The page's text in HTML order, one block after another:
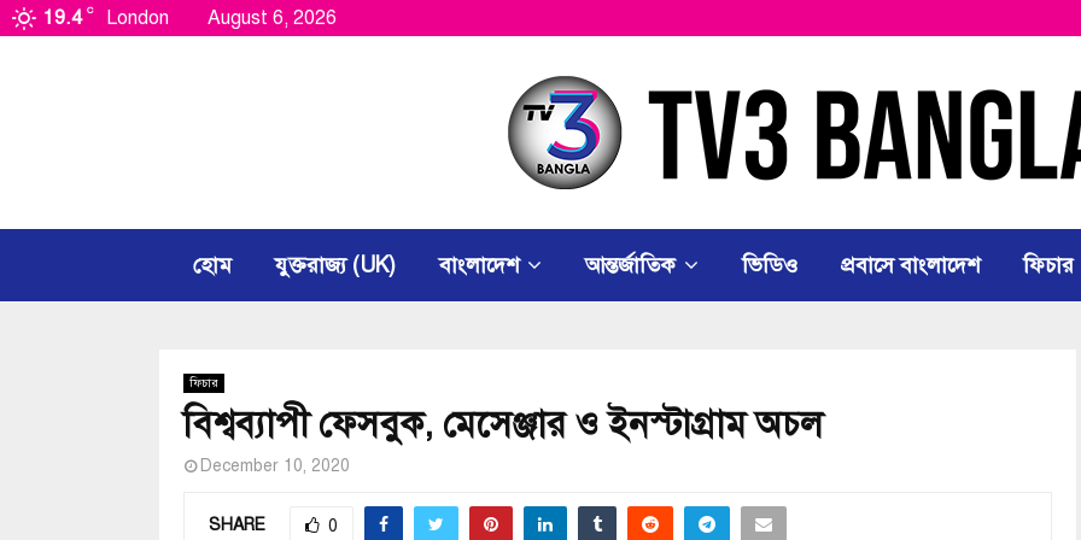
19.4 C London August 6, 2026
হোম যুক্তরাজ্য (UK) বাংলাদেশ আন্তর্জাতিক ভিডিও প্রবাসে বাংলাদেশ ফিচার
ফিচার
বিশ্বব্যাপী ফেসবুক, মেসেঞ্জার ও ইনস্টাগ্রাম অচল
December 10, 2020
SHARE 0